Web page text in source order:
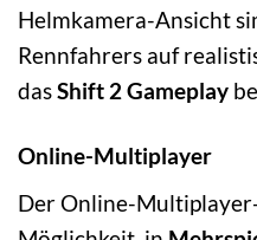
Helmkamera-Ansicht
Rennfahrers auf
dasShift 2 Gameplay
Online-Multiplayer
Der Online-